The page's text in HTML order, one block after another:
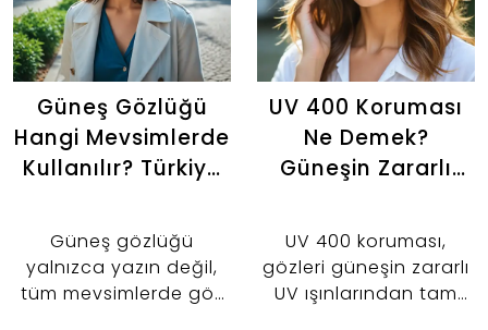
Güneş Gözlüğü
Hangi Mevsimlerde
Kullanılır? Türkiye
Rehber
Güneş gözlüğü
yalnızca yazın değil,
tüm mevsimlerde göz
UV 400 Koruması
Ne Demek?
Güneşin Zararlı
Etkili Çözüm
UV 400 koruması,
gözleri güneşin zararlı
UV ışınlarından tam